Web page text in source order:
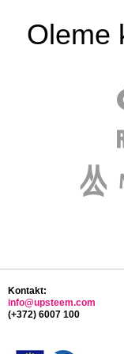
Oleme
Kontakt:
info@upsteem.com
(+372) 6007 100